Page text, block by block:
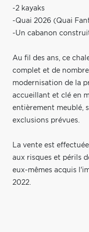
-2 kayaks
-Quai 2026 (Quai
-Un cabanon
Au fil des ans, ce
complet et de
modernisation de la
accueillant et clé en
entièrement meublé,
exclusions prévues.
La vente est
aux risques et périls
eux-mêmes acquis
2022.